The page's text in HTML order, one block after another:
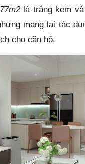
là trắng kem
mang lại tác
cho căn hộ.